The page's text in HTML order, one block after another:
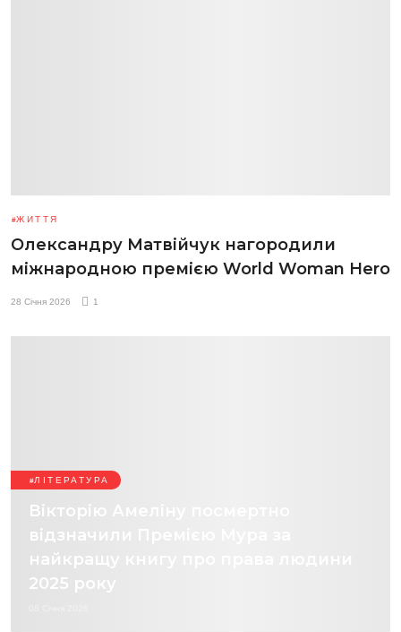
ЖИТТЯ
Олександру Матвійчук нагородили
міжнародною премією World Woman Hero
28 Січня 2026 1
ЛІТЕРАТУРА
Вікторію Амеліну посмертно
відзначили Премією Мура за
найкращу книгу про права людини
2025 року